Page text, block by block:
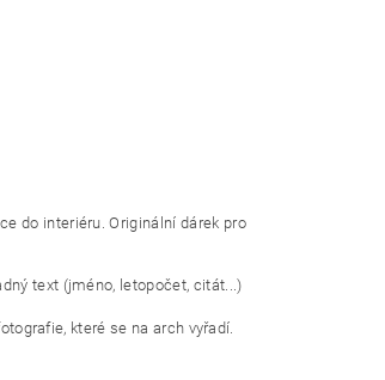
do interiéru. Originální dárek pro
text (jméno, letopočet, citát...)
které se na arch vyřadí.